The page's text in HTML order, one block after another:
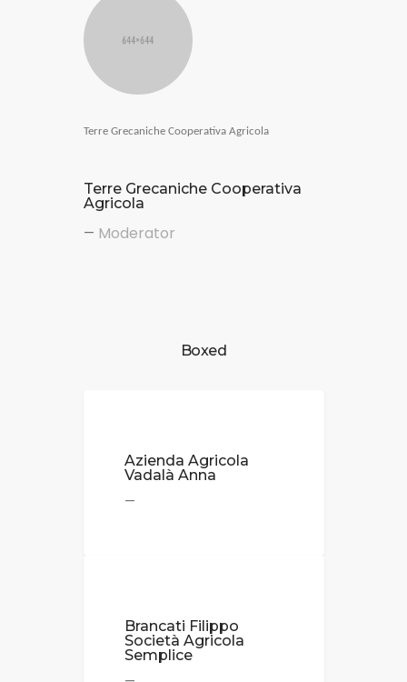
Terre Grecaniche Cooperativa Agricola
Terre Grecaniche Cooperativa
Agricola
— Moderator
Boxed
Azienda Agricola
Vadalà Anna
—
Brancati Filippo
Società Agricola
Semplice